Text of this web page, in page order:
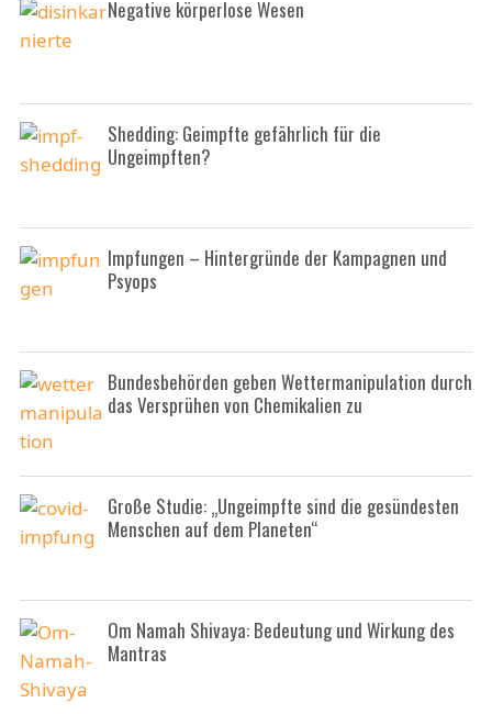
Negative körperlose Wesen
Shedding: Geimpfte gefährlich für die
Ungeimpften?
Impfungen – Hintergründe der Kampagnen und
Psyops
Bundesbehörden geben Wettermanipulation durch
das Versprühen von Chemikalien zu
Große Studie: „Ungeimpfte sind die gesündesten
Menschen auf dem Planeten“
Om Namah Shivaya: Bedeutung und Wirkung des
Mantras